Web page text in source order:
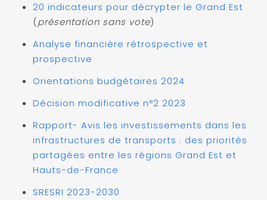
20 indicateurs pour décrypter le Grand Est
(présentation sans vote)
Analyse financière rétrospective et
prospective
Orientations budgétaires 2024
Décision modificative n°2 2023
Rapport- Avis les investissements dans les
infrastructures de transports : des priorités
partagées entre les régions Grand Est et
Hauts-de-France
SRESRI 2023-2030